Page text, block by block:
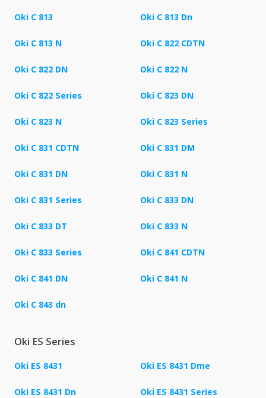
Oki C 813 Oki C 813 Dn
Oki C 813 N Oki C 822 CDTN
Oki C 822 DN Oki C 822 N
Oki C 822 Series Oki C 823 DN
Oki C 823 N Oki C 823 Series
Oki C 831 CDTN Oki C 831 DM
Oki C 831 DN Oki C 831 N
Oki C 831 Series Oki C 833 DN
Oki C 833 DT Oki C 833 N
Oki C 833 Series Oki C 841 CDTN
Oki C 841 DN Oki C 841 N
Oki C 843 dn
Oki ES Series
Oki ES 8431 Oki ES 8431 Dme
Oki ES 8431 Dn Oki ES 8431 Series